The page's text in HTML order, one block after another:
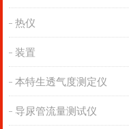
热仪
装置
本特生透气度测定仪
导尿管流量测试仪